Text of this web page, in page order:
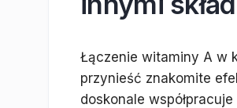
Łączenie witaminy A w
przynieść znakomite
doskonale